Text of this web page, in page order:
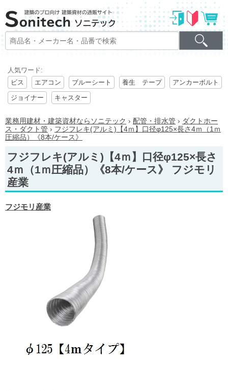
人気ワード:
ビス
エアコン ブルーシート 養生 テープ
アンカーボルト
ジョイナー
キャスター
業務用建材・建築資材ならソニテック › 配管・排水管 › ダクトホー
ス・ダクト管 › フジフレキ(アルミ)【4ｍ】口径φ125×長さ4ｍ（1ｍ
圧縮品）《8本/ケース》
フジフレキ(アルミ)【4ｍ】口径φ125×長さ
4ｍ（1ｍ圧縮品）《8本/ケース》 フジモリ
産業
フジモリ産業